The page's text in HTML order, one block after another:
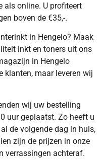
als online. U profiteert
boven de €35,-.
in Hengelo? Maak
inkt en toners uit ons
in Hengelo
klanten, maar leveren wij
wij uw bestelling
uur geplaatst. Zo heeft u
de volgende dag in huis,
zijn de prijzen in onze
verrassingen achteraf.